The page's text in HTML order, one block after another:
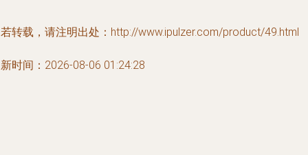
转载，请注明出处：http://www.ipulzer.com/product/49.html
时间：2026-08-06 01:24:28